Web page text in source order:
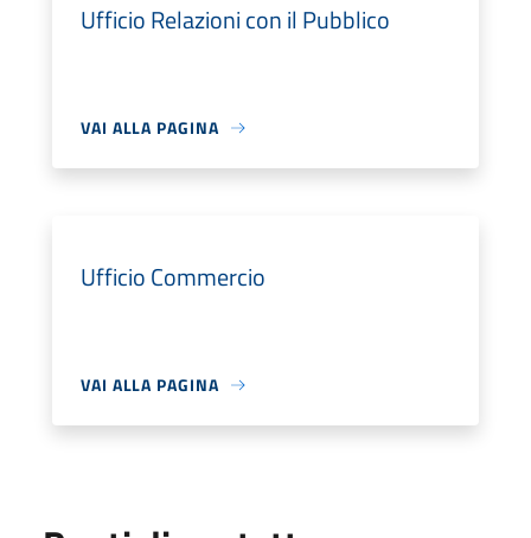
Ufficio Relazioni con il Pubblico
VAI ALLA PAGINA
Ufficio Commercio
VAI ALLA PAGINA